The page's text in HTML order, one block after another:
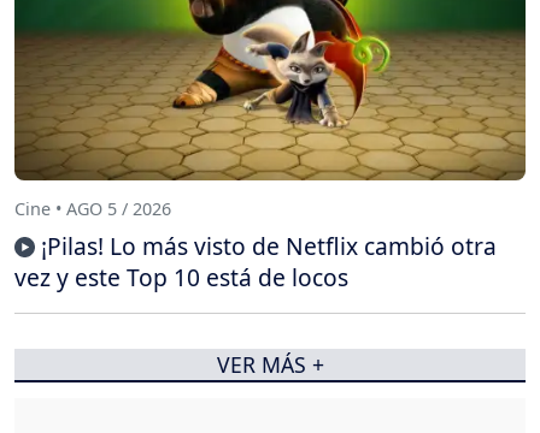
Cine • AGO 5 / 2026
¡Pilas! Lo más visto de Netflix cambió otra
vez y este Top 10 está de locos
VER MÁS +